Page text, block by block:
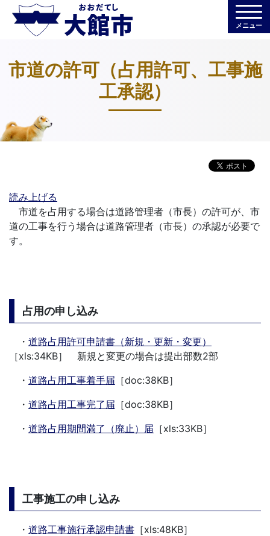
メニュー
市道の許可（占用許可、工事施
工承認）
読み上げる
市道を占用する場合は道路管理者（市長）の許可が、市
道の工事を行う場合は道路管理者（市長）の承認が必要で
す。
占用の申し込み
・ 道路占用許可申請書（新規・更新・変更）
［xls:34KB］ 新規と変更の場合は提出部数2部
・ 道路占用工事着手届 ［doc:38KB］
・ 道路占用工事完了届 ［doc:38KB］
・ 道路占用期間満了（廃止）届 ［xls:33KB］
工事施工の申し込み
・ 道路工事施行承認申請書 ［xls:48KB］